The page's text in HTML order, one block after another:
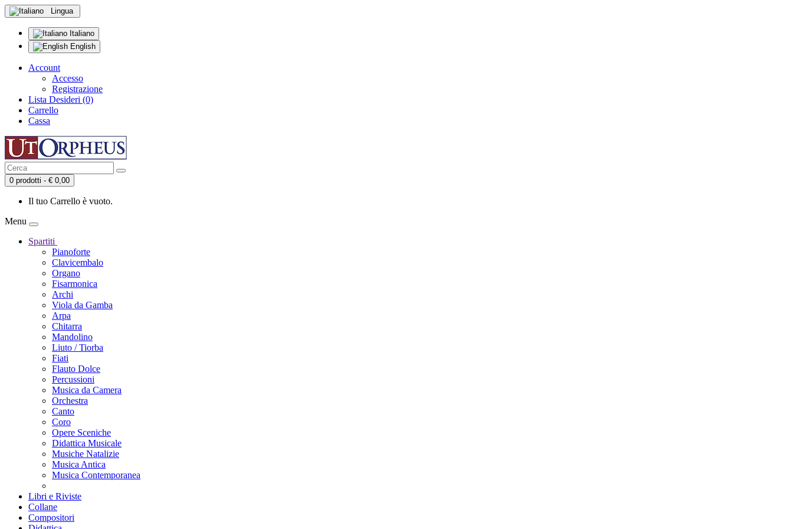
Lingua
Italiano
English
Account
Accesso
Registrazione
Lista Desideri (0)
Carrello
Cassa
0 prodotti - € 0,00
Il tuo Carrello è vuoto.
Menu
Spartiti
Pianoforte
Clavicembalo
Organo
Fisarmonica
Archi
Viola da Gamba
Arpa
Chitarra
Mandolino
Liuto / Tiorba
Fiati
Flauto Dolce
Percussioni
Musica da Camera
Orchestra
Canto
Coro
Opere Sceniche
Didattica Musicale
Musiche Natalizie
Musica Antica
Musica Contemporanea
Libri e Riviste
Collane
Compositori